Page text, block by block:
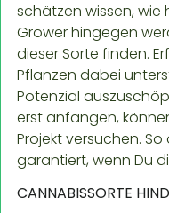
schätzen wissen, wie
Grower hingegen
dieser Sorte finden.
Pflanzen dabei
Potenzial
erst anfangen,
Projekt versuchen.
garantiert, wenn Du
CANNABISSORTE